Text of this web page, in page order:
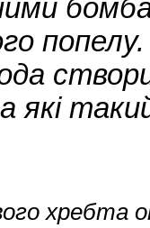
які
хребта